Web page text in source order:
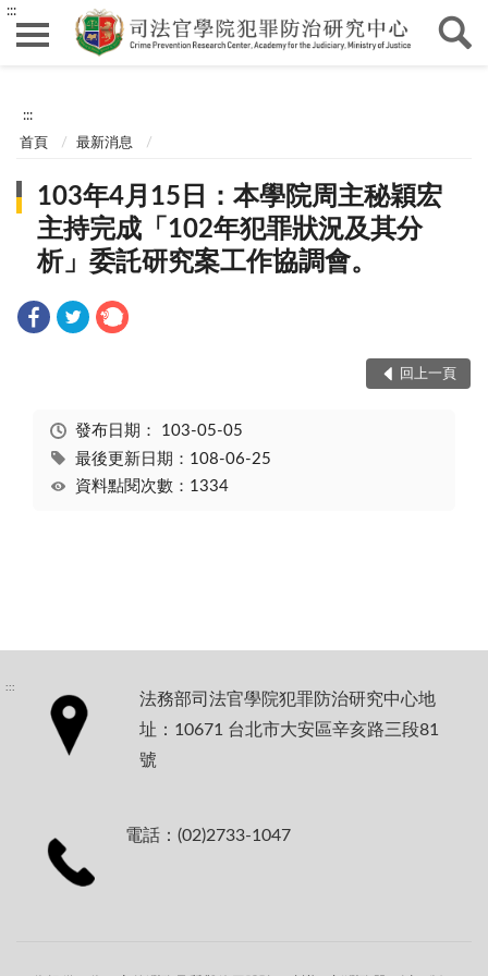
:::
:::
首頁 最新消息
103年4月15日：本學院周主秘穎宏
主持完成「102年犯罪狀況及其分
析」委託研究案工作協調會。
回上一頁
發布日期： 103-05-05
最後更新日期：108-06-25
資料點閱次數：1334
:::
法務部司法官學院犯罪防治研究中心地
址：10671 台北市大安區辛亥路三段81
號
電話：(02)2733-1047